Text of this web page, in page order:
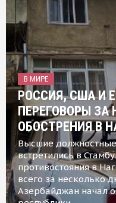
В МИРЕ
РОССИЯ, США И
ПЕРЕГОВОРЫ ЗА
ОБОСТРЕНИЯ В
Высшие
встретились в
противостояния в
всего за несколько
Азербайджан начал